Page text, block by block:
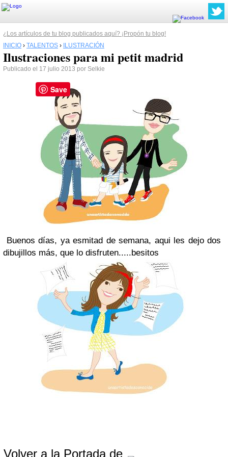
¿Los artículos de tu blog publicados aquí? ¡Propón tu blog!
INICIO › TALENTOS › ILUSTRACIÓN
Ilustraciones para mi petit madrid
Publicado el 17 julio 2013 por Selkie
Buenos días, ya esmitad de semana, aqui les dejo dos
dibujillos más, que lo disfruten.....besitos
Volver a la Portada de
Save